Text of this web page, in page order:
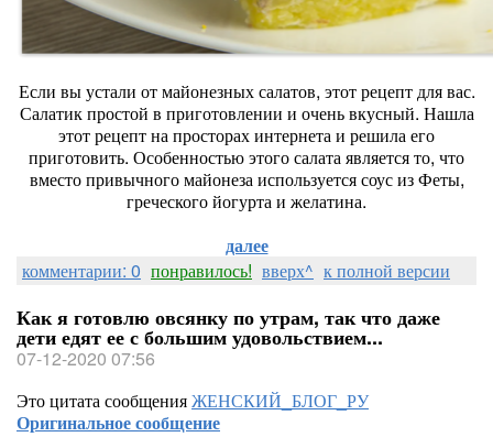
Если вы устали от майонезных салатов, этот рецепт для вас.
Салатик простой в приготовлении и очень вкусный. Нашла
этот рецепт на просторах интернета и решила его
приготовить. Особенностью этого салата является то, что
вместо привычного майонеза используется соус из Феты,
греческого йогурта и желатина.
далее
комментарии: 0 понравилось! вверх^ к полной версии
Как я готовлю овсянку по утрам, так что даже
дети едят ее с большим удовольствием...
07-12-2020 07:56
Это цитата сообщенияЖЕНСКИЙ_БЛОГ_РУ
Оригинальное сообщение